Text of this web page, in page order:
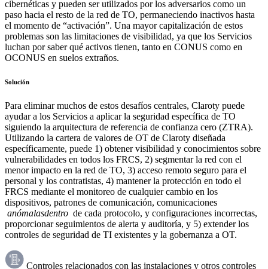
cibernéticas y pueden ser utilizados por los adversarios como un
paso hacia el resto de la red de TO, permaneciendo inactivos hasta
el momento de “activación”. Una mayor capitalización de estos
problemas son las limitaciones de visibilidad, ya que los Servicios
luchan por saber qué activos tienen, tanto en CONUS como en
OCONUS en suelos extraños.
Solución
Para eliminar muchos de estos desafíos centrales, Claroty puede
ayudar a los Servicios a aplicar la seguridad específica de TO
siguiendo la arquitectura de referencia de confianza cero (ZTRA).
Utilizando la cartera de valores de OT de Claroty diseñada
específicamente, puede 1) obtener visibilidad y conocimientos sobre
vulnerabilidades en todos los FRCS, 2) segmentar la red con el
menor impacto en la red de TO, 3) acceso remoto seguro para el
personal y los contratistas, 4) mantener la protección en todo el
FRCS mediante el monitoreo de cualquier cambio en los
dispositivos, patrones de comunicación, comunicaciones
anómalasdentro de cada protocolo, y configuraciones incorrectas,
proporcionar seguimientos de alerta y auditoría, y 5) extender los
controles de seguridad de TI existentes y la gobernanza a OT.
Controles relacionados con las instalaciones y otros controles